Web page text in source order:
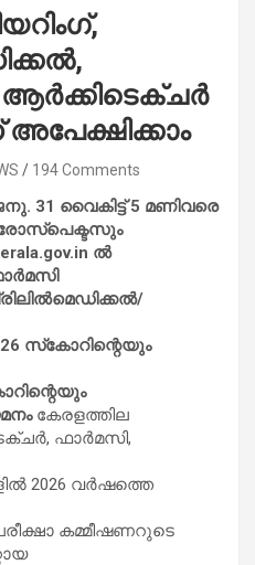
ആര്‍ക്കിടെക്ചര്‍
194 Comments
വൈകിട്ട് 5 മണിവരെ
ല്‍
സ്‌കോറിന്റെയും
കേരളത്തില
ഫാര്‍മസി,
2026 വര്‍ഷത്തെ
കമ്മീഷണറുടെ